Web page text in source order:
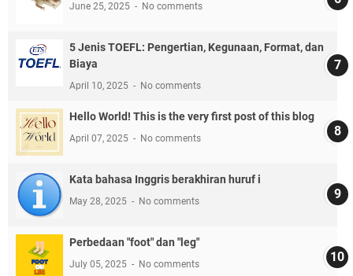
June 25, 2025 No comments
5 Jenis TOEFL: Pengertian, Kegunaan, Format, dan
Biaya
April 10, 2025 No comments
Hello World! This is the very first post of this blog
April 07, 2025 No comments
Kata bahasa Inggris berakhiran huruf i
May 28, 2025 No comments
Perbedaan "foot" dan "leg"
July 05, 2025 No comments